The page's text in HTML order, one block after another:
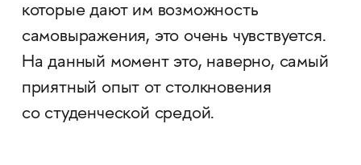
которые дают им возможность
самовыражения, это очень чувствуется.
На данный момент это, наверно, самый
приятный опыт от столкновения
со студенческой средой.